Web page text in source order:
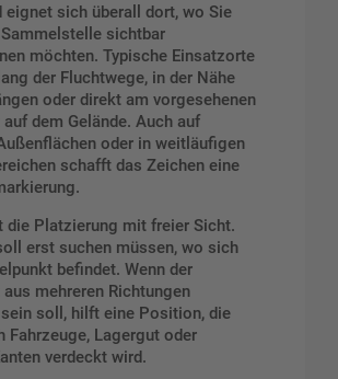
eignet sich überall dort, wo Sie
sichtbar
möchten. Typische Einsatzorte
der Fluchtwege, in der Nähe
oder direkt am vorgesehenen
dem Gelände. Auch auf
oder in weitläufigen
schafft das Zeichen eine
die Platzierung mit freier Sicht.
erst suchen müssen, wo sich
befindet. Wenn der
mehreren Richtungen
soll, hilft eine Position, die
Fahrzeuge, Lagergut oder
verdeckt wird.